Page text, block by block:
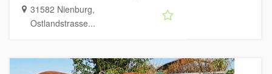
31582 Nienburg,
Ostlandstrasse...